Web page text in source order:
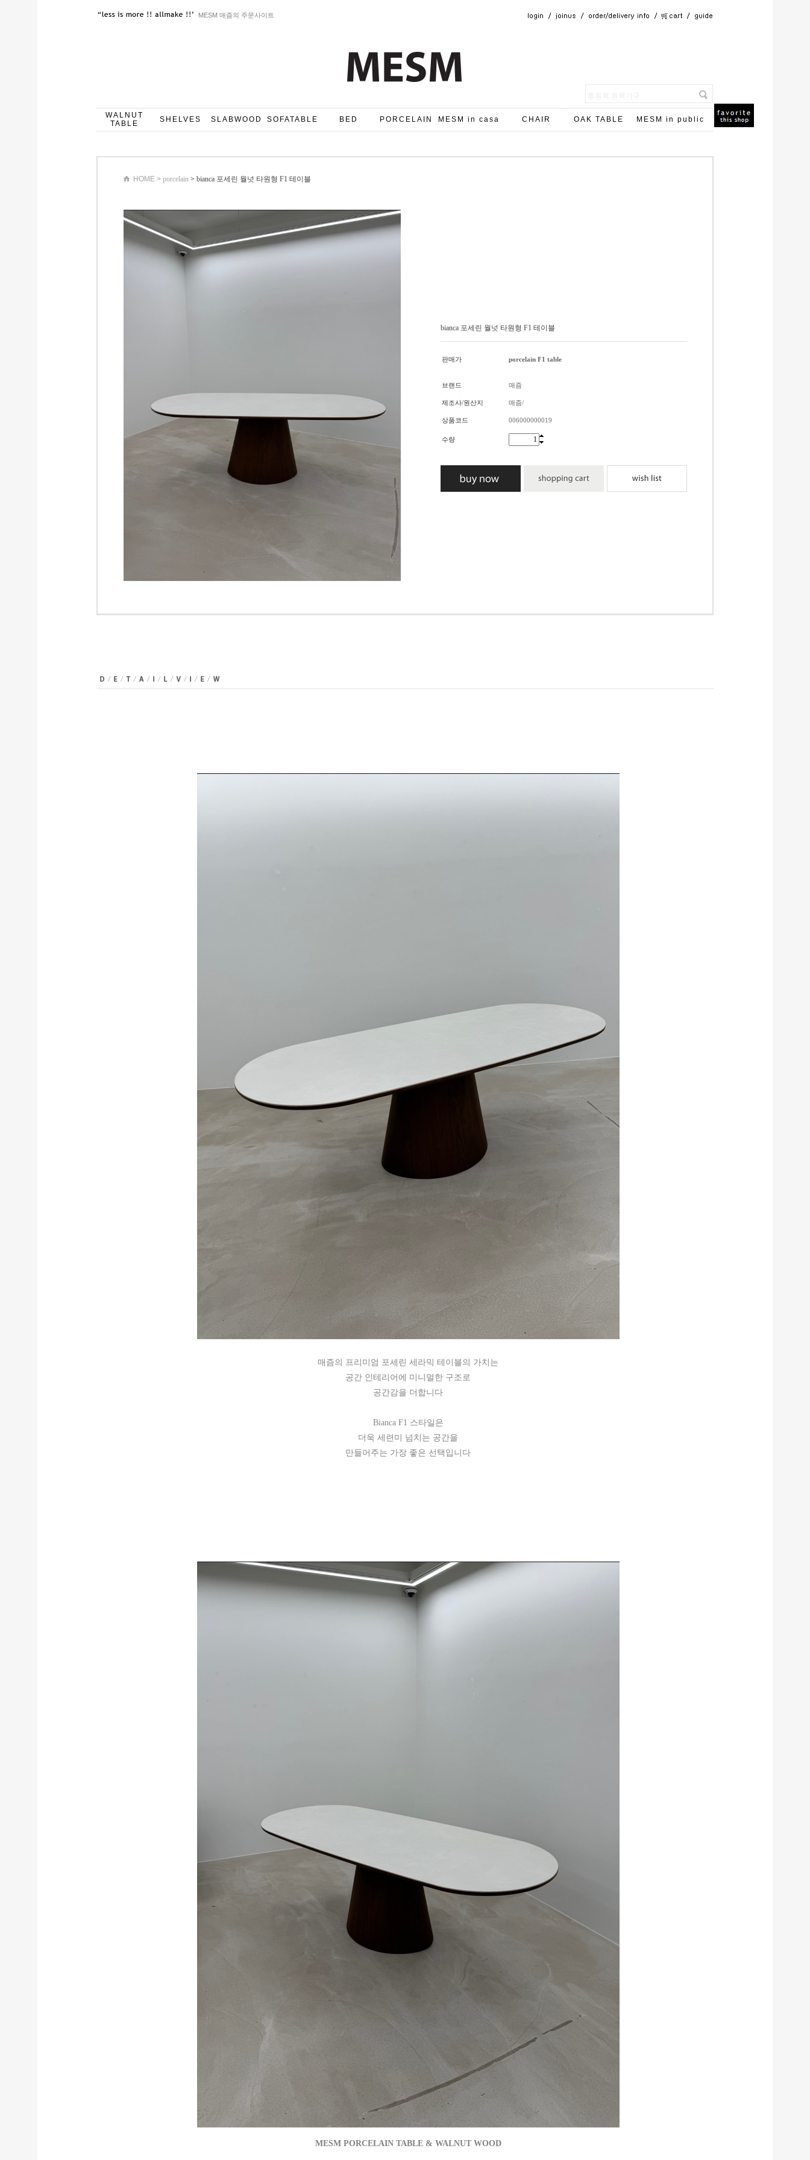
MESM 매즘의 주문사이트
WALNUT
TABLE
SHELVES SLABWOOD SOFATABLE BED PORCELAIN MESM in casa CHAIR OAK TABLE MESM in public
HOME > porcelain > bianca 포세린 월넛 타원형 F1 테이블
bianca 포세린 월넛 타원형 F1 테이블
판매가 porcelain F1 table
브랜드 매즘
제조사/원산지 매즘/
상품코드 006000000019
수량
매즘의 프리미엄 포세린 세라믹 테이블의 가치는
공간 인테리어에 미니멀한 구조로
공간감을 더합니다
Bianca F1 스타일은
더욱 세련미 넘치는 공간을
만들어주는 가장 좋은 선택입니다
MESM PORCELAIN TABLE & WALNUT WOOD